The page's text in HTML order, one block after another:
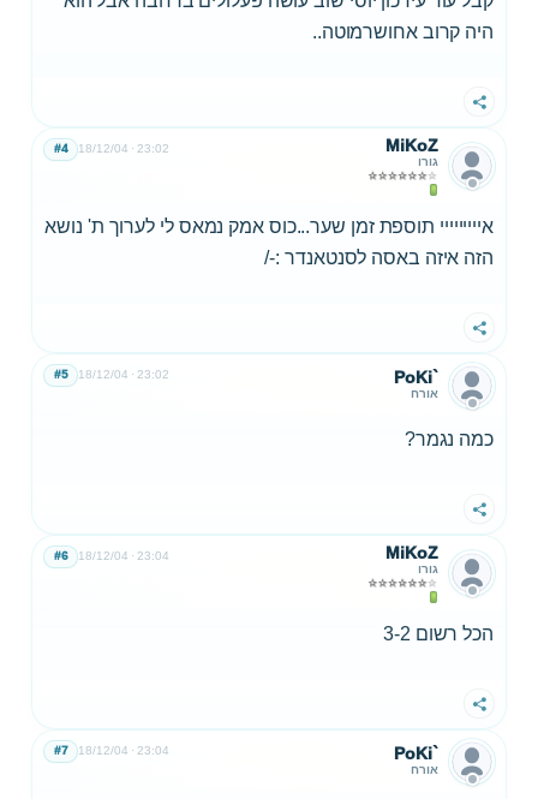
היה קרוב אחושרמוטה..
שתף
MiKoZ
גורו
18/12/04 23:02
#4
אייייייייי תוספת זמן שער...כוס אמק נמאס לי לערוך ת' נושא
הזה איזה באסה לסנטאנדר :-/
שתף
PoKi`
אורח
18/12/04 23:02
#5
כמה נגמר?
שתף
MiKoZ
גורו
18/12/04 23:04
#6
הכל רשום 3-2
שתף
PoKi`
אורח
18/12/04 23:04
#7